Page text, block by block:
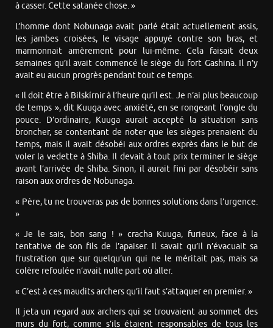
à casser. Cette satanée chose. »
L’homme dont Nobunaga avait parlé était actuellement assis,
les jambes croisées, le visage appuyé contre son bras, et
marmonnait amèrement pour lui-même. Cela faisait deux
semaines qu’il avait commencé le siège du fort Gashina. Il n’y
avait eu aucun progrès pendant tout ce temps.
« Il doit être à Bilskírnir à l’heure qu’il est. Je n’ai plus beaucoup
de temps », dit Kuuga avec anxiété, en se rongeant l’ongle du
pouce. D’ordinaire, Kuuga aurait accepté la situation sans
broncher, se contentant de noter que les sièges prenaient du
temps, mais il avait désobéi aux ordres exprès dans le but de
voler la vedette à Shiba. Il devait à tout prix terminer le siège
avant l’arrivée de Shiba. Sinon, il aurait fini par désobéir sans
raison aux ordres de Nobunaga.
« Père, tu ne trouveras pas de bonnes solutions dans l’urgence.
»
« Je le sais, bon sang ! » cracha Kuuga, furieux, face à la
tentative de son fils de l’apaiser. Il savait qu’il n’évacuait sa
frustration que sur quelqu’un qui ne le méritait pas, mais sa
colère refoulée n’avait nulle part où aller.
« C’est à ces maudits archers qu’il faut s’attaquer en premier. »
Il jeta un regard aux archers qui se trouvaient au sommet des
murs du fort, comme s’ils étaient responsables de tous les